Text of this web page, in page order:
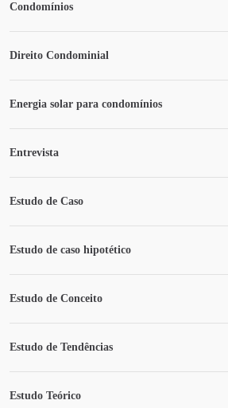
Condomínios
Direito Condominial
Energia solar para condomínios
Entrevista
Estudo de Caso
Estudo de caso hipotético
Estudo de Conceito
Estudo de Tendências
Estudo Teórico